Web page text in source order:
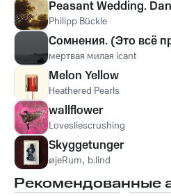
Peasant Wedding.
Philipp Bückle
Сомнения. (Это всё
мертвая милая icant
Melon Yellow
Heathered Pearls
wallflower
Lovesliescrushing
Skyggetunger
øjeRum, b.lind
Рекомендованные